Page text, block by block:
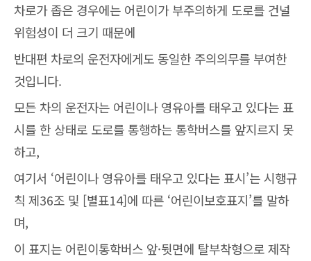
차로가 좁은 경우에는 어린이가 부주의하게 도로를 건널
위험성이 더 크기 때문에
반대편 차로의 운전자에게도 동일한 주의의무를 부여한
것입니다.
모든 차의 운전자는 어린이나 영유아를 태우고 있다는 표
시를 한 상태로 도로를 통행하는 통학버스를 앞지르지 못
하고,
여기서 ‘어린이나 영유아를 태우고 있다는 표시’는 시행규
칙 제36조 및 [별표14]에 따른 ‘어린이보호표지’를 말하
며,
이 표지는 어린이통학버스 앞·뒷면에 탈부착형으로 제작